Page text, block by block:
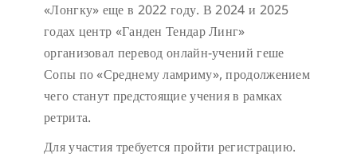
«Лонгку» еще в 2022 году. В 2024 и 2025
годах центр «Ганден Тендар Линг»
организовал перевод онлайн-учений геше
Сопы по «Среднему ламриму», продолжением
чего станут предстоящие учения в рамках
ретрита.
Для участия требуется пройти регистрацию.